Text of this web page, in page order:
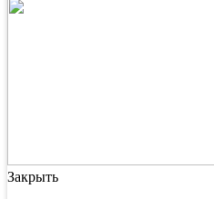
Закрыть